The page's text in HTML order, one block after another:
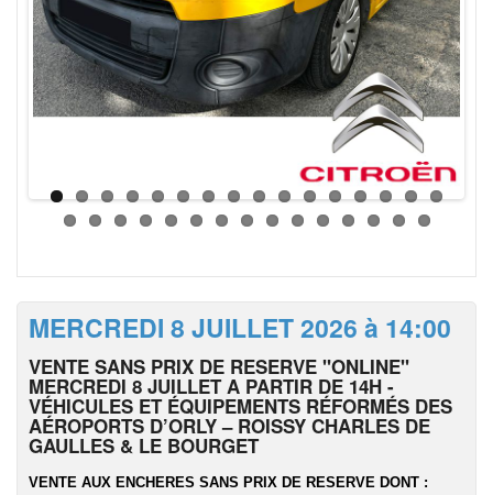
MERCREDI 8 JUILLET 2026 à 14:00
VENTE SANS PRIX DE RESERVE "ONLINE"
MERCREDI 8 JUILLET A PARTIR DE 14H -
VÉHICULES ET ÉQUIPEMENTS RÉFORMÉS DES
AÉROPORTS D’ORLY – ROISSY CHARLES DE
GAULLES & LE BOURGET
VENTE AUX ENCHERES SANS PRIX DE RESERVE DONT :